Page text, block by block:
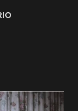
notícia foi
presença de
末のダイヤモ